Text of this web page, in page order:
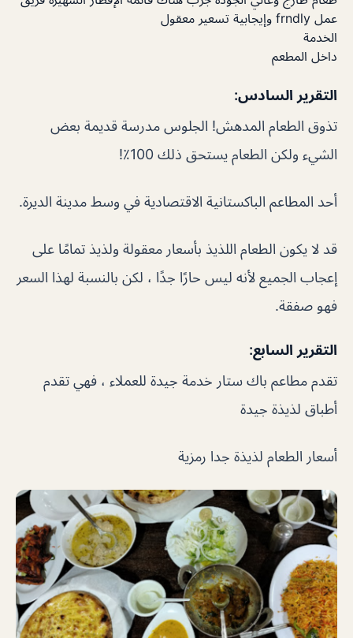
عمل frndly وإيجابية تسعير معقول
الخدمة
داخل المطعم
التقرير السادس:
تذوق الطعام المدهش! الجلوس مدرسة قديمة بعض
الشيء ولكن الطعام يستحق ذلك 100٪!
أحد المطاعم الباكستانية الاقتصادية في وسط مدينة الديرة.
قد لا يكون الطعام اللذيذ بأسعار معقولة ولذيذ تمامًا على
إعجاب الجميع لأنه ليس حارًا جدًا ، لكن بالنسبة لهذا السعر
فهو صفقة.
التقرير السابع:
تقدم مطاعم باك ستار خدمة جيدة للعملاء ، فهي تقدم
أطباق لذيذة جيدة
أسعار الطعام لذيذة جدا رمزية